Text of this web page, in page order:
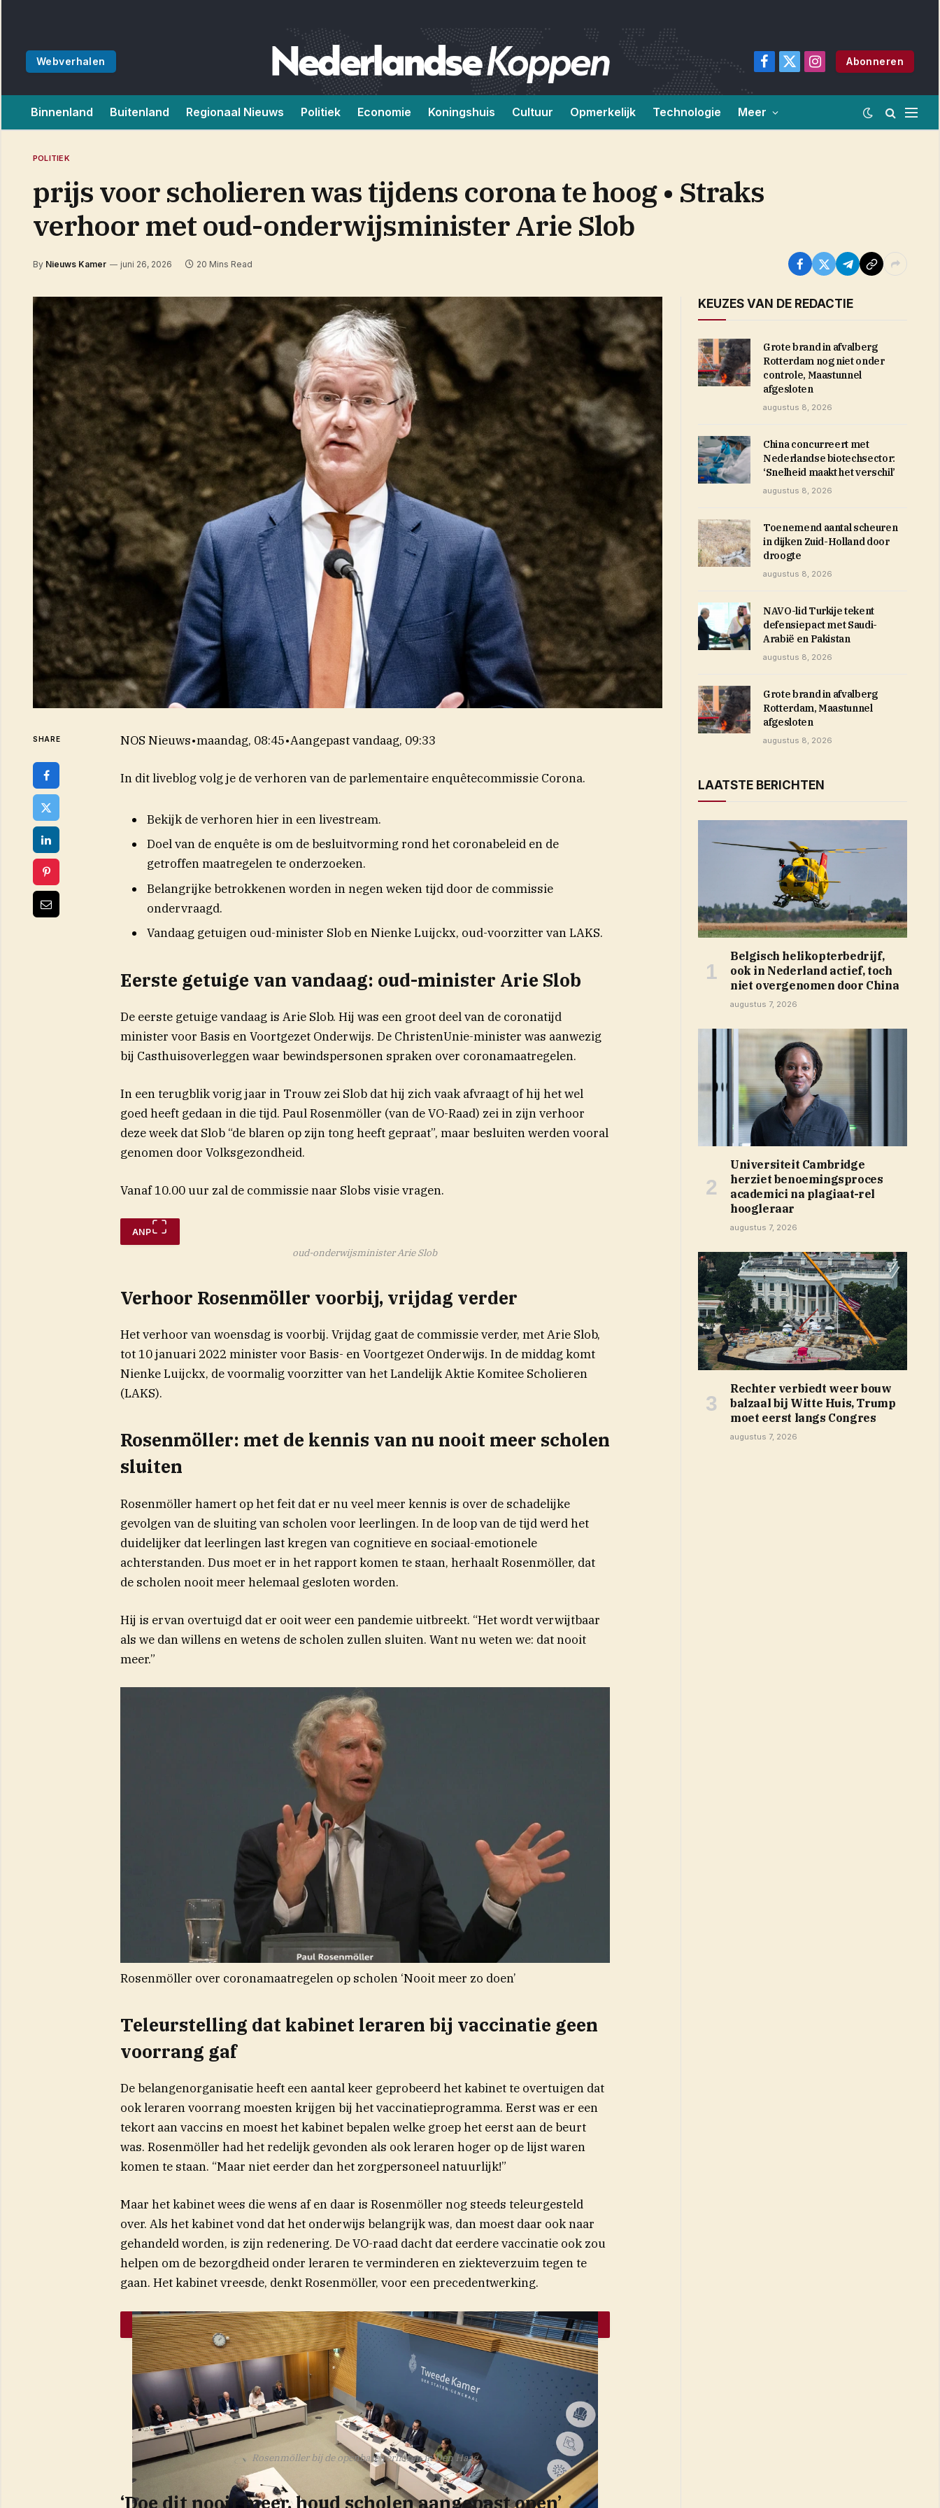
Webverhalen
Facebook
X
Instagram
Abonneren
Binnenland Buitenland Regionaal Nieuws Politiek Economie Koningshuis Cultuur Opmerkelijk Technologie Meer
POLITIEK
prijs voor scholieren was tijdens corona te hoog • Straks
verhoor met oud-onderwijsminister Arie Slob
By Nieuws Kamer juni 26, 2026 20 Mins Read
SHARE NOS Nieuws•maandag, 08:45•Aangepastvandaag, 09:33
In dit liveblog volg je de verhoren van de parlementaire enquêtecommissie Corona.
Bekijk de verhoren hier in een livestream.
Doel van de enquête is om de besluitvorming rond het coronabeleid en de
getroffen maatregelen te onderzoeken.
Belangrijke betrokkenen worden in negen weken tijd door de commissie
ondervraagd.
Vandaag getuigen oud-minister Slob en Nienke Luijckx, oud-voorzitter van LAKS.
Eerste getuige van vandaag: oud-minister Arie Slob
De eerste getuige vandaag is Arie Slob. Hij was een groot deel van de coronatijd
minister voor Basis en Voortgezet Onderwijs. De ChristenUnie-minister was aanwezig
bij Casthuisoverleggen waar bewindspersonen spraken over coronamaatregelen.
In een terugblik vorig jaar in Trouw(opent in nieuw venster)
zei Slob dat hij zich vaak afvraagt of hij het wel
goed heeft gedaan in die tijd. Paul Rosenmöller (van de VO-Raad) zei in zijn verhoor
deze week dat Slob “de blaren op zijn tong heeft gepraat”, maar besluiten werden vooral
genomen door Volksgezondheid.
Vanaf 10.00 uur zal de commissie naar Slobs visie vragen.
ANP
oud-onderwijsminister Arie Slob
Verhoor Rosenmöller voorbij, vrijdag verder
Het verhoor van woensdag is voorbij. Vrijdag gaat de commissie verder, met Arie Slob,
tot 10 januari 2022 minister voor Basis- en Voortgezet Onderwijs. In de middag komt
Nienke Luijckx, de voormalig voorzitter van het Landelijk Aktie Komitee Scholieren
(LAKS).
Rosenmöller: met de kennis van nu nooit meer scholen
sluiten
Rosenmöller hamert op het feit dat er nu veel meer kennis is over de schadelijke
gevolgen van de sluiting van scholen voor leerlingen. In de loop van de tijd werd het
duidelijker dat leerlingen last kregen van cognitieve en sociaal-emotionele
achterstanden. Dus moet er in het rapport komen te staan, herhaalt Rosenmöller, dat
de scholen nooit meer helemaal gesloten worden.
Hij is ervan overtuigd dat er ooit weer een pandemie uitbreekt. “Het wordt verwijtbaar
als we dan willens en wetens de scholen zullen sluiten. Want nu weten we: dat nooit
meer.”
Rosenmöller over coronamaatregelen op scholen ‘Nooit meer zo doen’
Teleurstelling dat kabinet leraren bij vaccinatie geen
voorrang gaf
De belangenorganisatie heeft een aantal keer geprobeerd het kabinet te overtuigen dat
ook leraren voorrang moesten krijgen bij het vaccinatieprogramma. Eerst was er een
tekort aan vaccins en moest het kabinet bepalen welke groep het eerst aan de beurt
was. Rosenmöller had het redelijk gevonden als ook leraren hoger op de lijst waren
komen te staan. “Maar niet eerder dan het zorgpersoneel natuurlijk!”
Maar het kabinet wees die wens af en daar is Rosenmöller nog steeds teleurgesteld
over. Als het kabinet vond dat het onderwijs belangrijk was, dan moest daar ook naar
gehandeld worden, is zijn redenering. De VO-raad dacht dat eerdere vaccinatie ook zou
helpen om de bezorgdheid onder leraren te verminderen en ziekteverzuim tegen te
gaan. Het kabinet vreesde, denkt Rosenmöller, voor een precedentwerking.
Rosenmöller bij de openbare verhoren in Den Haag
‘Doe dit nooit meer, houd scholen aangepast open’
KEUZES VAN DE REDACTIE
Grote brand in afvalberg
Rotterdam nog niet onder
controle, Maastunnel
afgesloten
augustus 8, 2026
China concurreert met
Nederlandse biotechsector:
‘Snelheid maakt het verschil’
augustus 8, 2026
Toenemend aantal scheuren
in dijken Zuid-Holland door
droogte
augustus 8, 2026
NAVO-lid Turkije tekent
defensiepact met Saudi-
Arabië en Pakistan
augustus 8, 2026
Grote brand in afvalberg
Rotterdam, Maastunnel
afgesloten
augustus 8, 2026
LAATSTE BERICHTEN
Belgisch helikopterbedrijf,
ook in Nederland actief, toch
niet overgenomen door China
augustus 7, 2026
Universiteit Cambridge
herziet benoemingsproces
academici na plagiaat-rel
hoogleraar
augustus 7, 2026
Rechter verbiedt weer bouw
balzaal bij Witte Huis, Trump
moet eerst langs Congres
augustus 7, 2026